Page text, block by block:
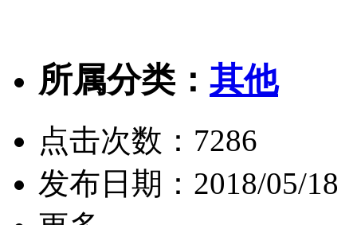
所属分类： 其他
点击次数： 7286
发布日期： 2018/05/18